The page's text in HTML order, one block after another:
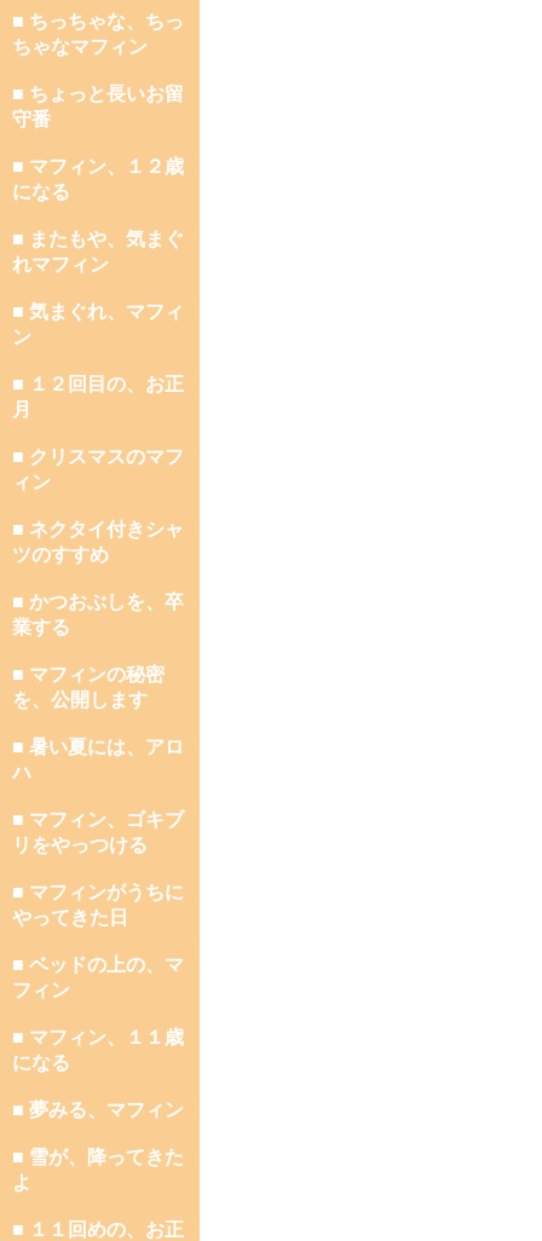
■ ちっちゃな、ちっ
ちゃなマフィン
■ ちょっと長いお留
守番
■ マフィン、１２歳
になる
■ またもや、気まぐ
れマフィン
■ 気まぐれ、マフィ
ン
■ １２回目の、お正
月
■ クリスマスのマフ
ィン
■ ネクタイ付きシャ
ツのすすめ
■ かつおぶしを、卒
業する
■ マフィンの秘密
を、公開します
■ 暑い夏には、アロ
ハ
■ マフィン、ゴキブ
リをやっつける
■ マフィンがうちに
やってきた日
■ ベッドの上の、マ
フィン
■ マフィン、１１歳
になる
■ 夢みる、マフィン
■ 雪が、降ってきた
よ
■ １１回めの、お正